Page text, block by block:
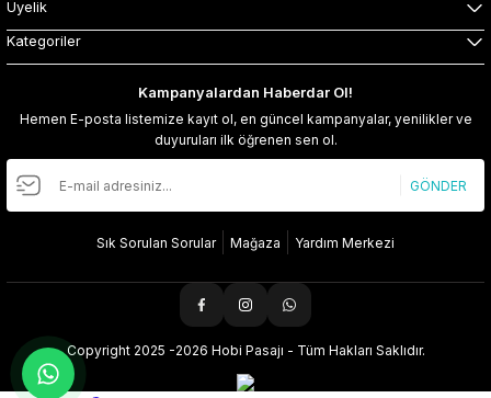
Üyelik
Kategoriler
Kampanyalardan Haberdar Ol!
Hemen E-posta listemize kayıt ol, en güncel kampanyalar, yenilikler ve
duyuruları ilk öğrenen sen ol.
GÖNDER
Sık Sorulan Sorular Mağaza Yardım Merkezi
Copyright 2025 -2026 Hobi Pasajı - Tüm Hakları Saklıdır.